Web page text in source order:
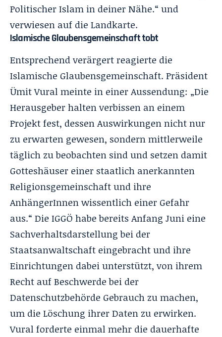
Politischer Islam in deiner Nähe.“ und
verwiesen auf die Landkarte.
Islamische Glaubensgemeinschaft tobt
Entsprechend verärgert reagierte die
Islamische Glaubensgemeinschaft. Präsident
Ümit Vural meinte in einer Aussendung: „Die
Herausgeber halten verbissen an einem
Projekt fest, dessen Auswirkungen nicht nur
zu erwarten gewesen, sondern mittlerweile
täglich zu beobachten sind und setzen damit
Gotteshäuser einer staatlich anerkannten
Religionsgemeinschaft und ihre
AnhängerInnen wissentlich einer Gefahr
aus.“ Die IGGÖ habe bereits Anfang Juni eine
Sachverhaltsdarstellung bei der
Staatsanwaltschaft eingebracht und ihre
Einrichtungen dabei unterstützt, von ihrem
Recht auf Beschwerde bei der
Datenschutzbehörde Gebrauch zu machen,
um die Löschung ihrer Daten zu erwirken.
Vural forderte einmal mehr die dauerhafte